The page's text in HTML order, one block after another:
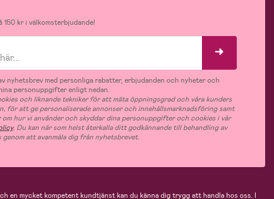
kr i välkomsterbjudande!
nyhetsbrev med personliga rabatter, erbjudanden och nyheter och
personuppgifter enligt nedan.
och liknande tekniker för att mäta öppningsgrad och våra kunders
för att ge personaliserade annonser och innehållsmarknadsföring samt
hur vi använder och skyddar dina personuppgifter och cookies i vår
. Du kan när som helst återkalla ditt godkännande till behandling av
att avanmäla dig från nyhetsbrevet.
en mycket kompetent kundtjänst kan du känna dig trygg att handla hos oss. I